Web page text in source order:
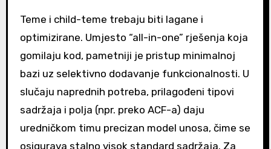
Teme i child-teme trebaju biti lagane i
optimizirane. Umjesto “all-in-one” rješenja koja
gomilaju kod, pametniji je pristup minimalnoj
bazi uz selektivno dodavanje funkcionalnosti. U
slučaju naprednih potreba, prilagođeni tipovi
sadržaja i polja (npr. preko ACF-a) daju
uredničkom timu precizan model unosa, čime se
osigurava stalno visok standard sadržaja. Za